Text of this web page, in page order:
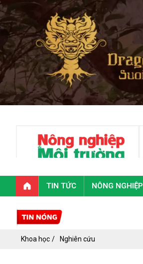
TIN TỨC NÔNG NGHIỆP
Khoa học Nghiên cứu